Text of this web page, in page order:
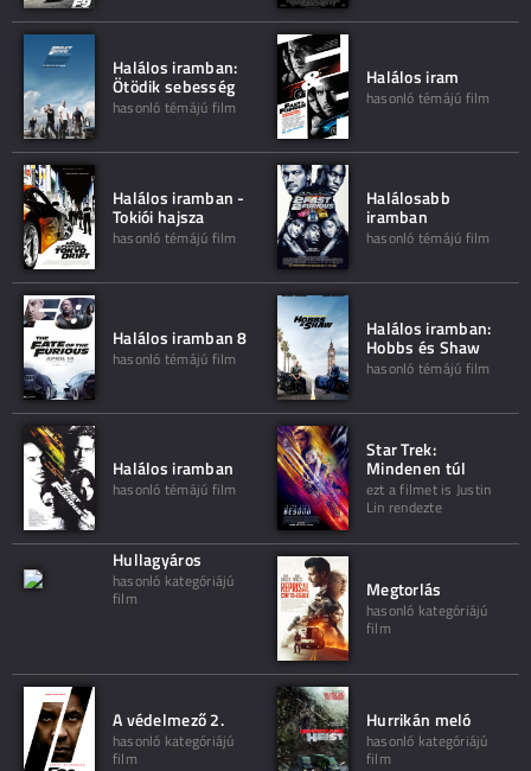
Halálos iramban:
Ötödik sebesség
hasonló témájú film
Halálos iram
hasonló témájú film
Halálos iramban -
Tokiói hajsza
hasonló témájú film
Halálosabb
iramban
hasonló témájú film
Halálos iramban 8
hasonló témájú film
Halálos iramban:
Hobbs és Shaw
hasonló témájú film
Halálos iramban
hasonló témájú film
Star Trek:
Mindenen túl
ezt a filmet is Justin
Lin rendezte
Hullagyáros
hasonló kategóriájú
film Megtorlás
hasonló kategóriájú
film
A védelmező 2.
hasonló kategóriájú
film
Hurrikán meló
hasonló kategóriájú
film